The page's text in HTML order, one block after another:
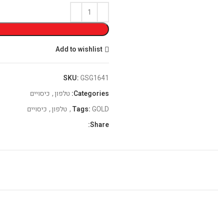
Add to wishlist
SKU:GSG1641
Categories: טלפון, כיסויים
Tags:GOLD
, טלפון, כיסויים
Share: